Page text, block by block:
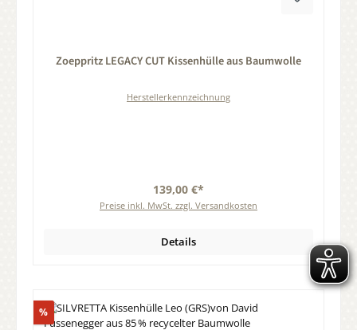
Zoeppritz LEGACY CUT Kissenhülle aus Baumwolle
Herstellerkennzeichnung
139,00 €*
Preise inkl. MwSt. zzgl. Versandkosten
Details
%Rabatt